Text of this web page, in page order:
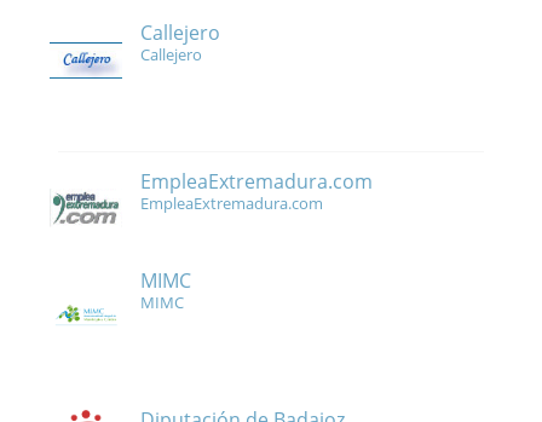
Callejero
Callejero
EmpleaExtremadura.com
EmpleaExtremadura.com
MIMC
MIMC